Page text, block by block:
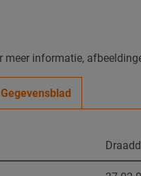
meer informatie,
Gegevensblad